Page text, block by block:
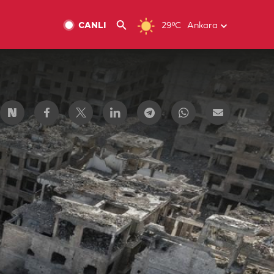
29ºC Ankara
CANLI